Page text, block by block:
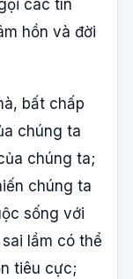
các tín
hồn và đời
bất chấp
chúng ta
chúng ta;
chúng ta
sống với
lầm có thể
tiêu cực;